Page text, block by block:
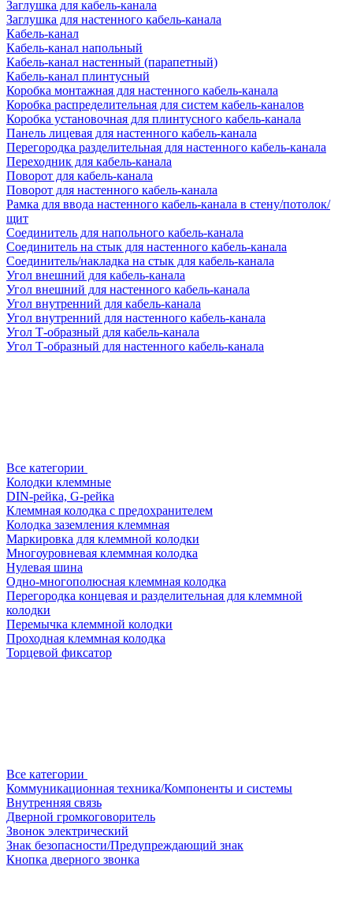
Заглушка для кабель-канала
Заглушка для настенного кабель-канала
Кабель-канал
Кабель-канал напольный
Кабель-канал настенный (парапетный)
Кабель-канал плинтусный
Коробка монтажная для настенного кабель-канала
Коробка распределительная для систем кабель-каналов
Коробка установочная для плинтусного кабель-канала
Панель лицевая для настенного кабель-канала
Перегородка разделительная для настенного кабель-канала
Переходник для кабель-канала
Поворот для кабель-канала
Поворот для настенного кабель-канала
Рамка для ввода настенного кабель-канала в стену/потолок/
щит
Соединитель для напольного кабель-канала
Соединитель на стык для настенного кабель-канала
Соединитель/накладка на стык для кабель-канала
Угол внешний для кабель-канала
Угол внешний для настенного кабель-канала
Угол внутренний для кабель-канала
Угол внутренний для настенного кабель-канала
Угол Т-образный для кабель-канала
Угол Т-образный для настенного кабель-канала
Все категории
Колодки клеммные
DIN-рейка, G-рейка
Клеммная колодка с предохранителем
Колодка заземления клеммная
Маркировка для клеммной колодки
Многоуровневая клеммная колодка
Нулевая шина
Одно-многополюсная клеммная колодка
Перегородка концевая и разделительная для клеммной
колодки
Перемычка клеммной колодки
Проходная клеммная колодка
Торцевой фиксатор
Все категории
Коммуникационная техника/Компоненты и системы
Внутренняя связь
Дверной громкоговоритель
Звонок электрический
Знак безопасности/Предупреждающий знак
Кнопка дверного звонка